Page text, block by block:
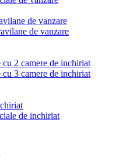
de vanzare
de vanzare
cu 2 camere de inchiriat
cu 3 camere de inchiriat
de inchiriat